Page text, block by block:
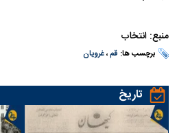
منبع: انتخاب
برچسب ها: قم،غرویان
تاریخ